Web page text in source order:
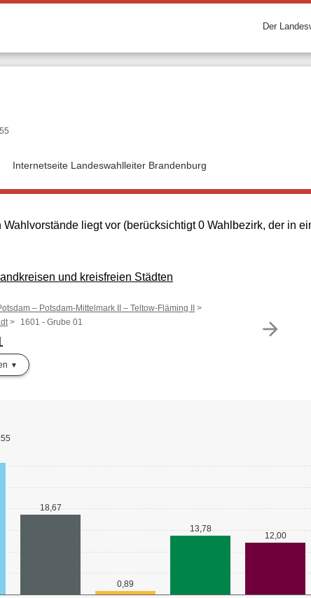
Der
Internetseite Landeswahlleiter Brandenburg
liegt vor (berücksichtigt 0 Wahlbezirk, der in
und kreisfreien Städten
arrow_forward
– Potsdam-Mittelmark II – Teltow-Fläming II
1601 - Grube 01
18,67
0,89
13,78
12,00